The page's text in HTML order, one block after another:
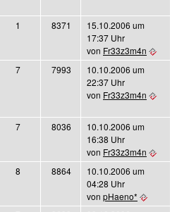
1 8371
15.10.2006 um
17:37 Uhr
von Fr33z3m4n
7 7993
10.10.2006 um
22:37 Uhr
von Fr33z3m4n
7 8036
10.10.2006 um
16:38 Uhr
von Fr33z3m4n
8 8864
10.10.2006 um
04:28 Uhr
von pHaeno*